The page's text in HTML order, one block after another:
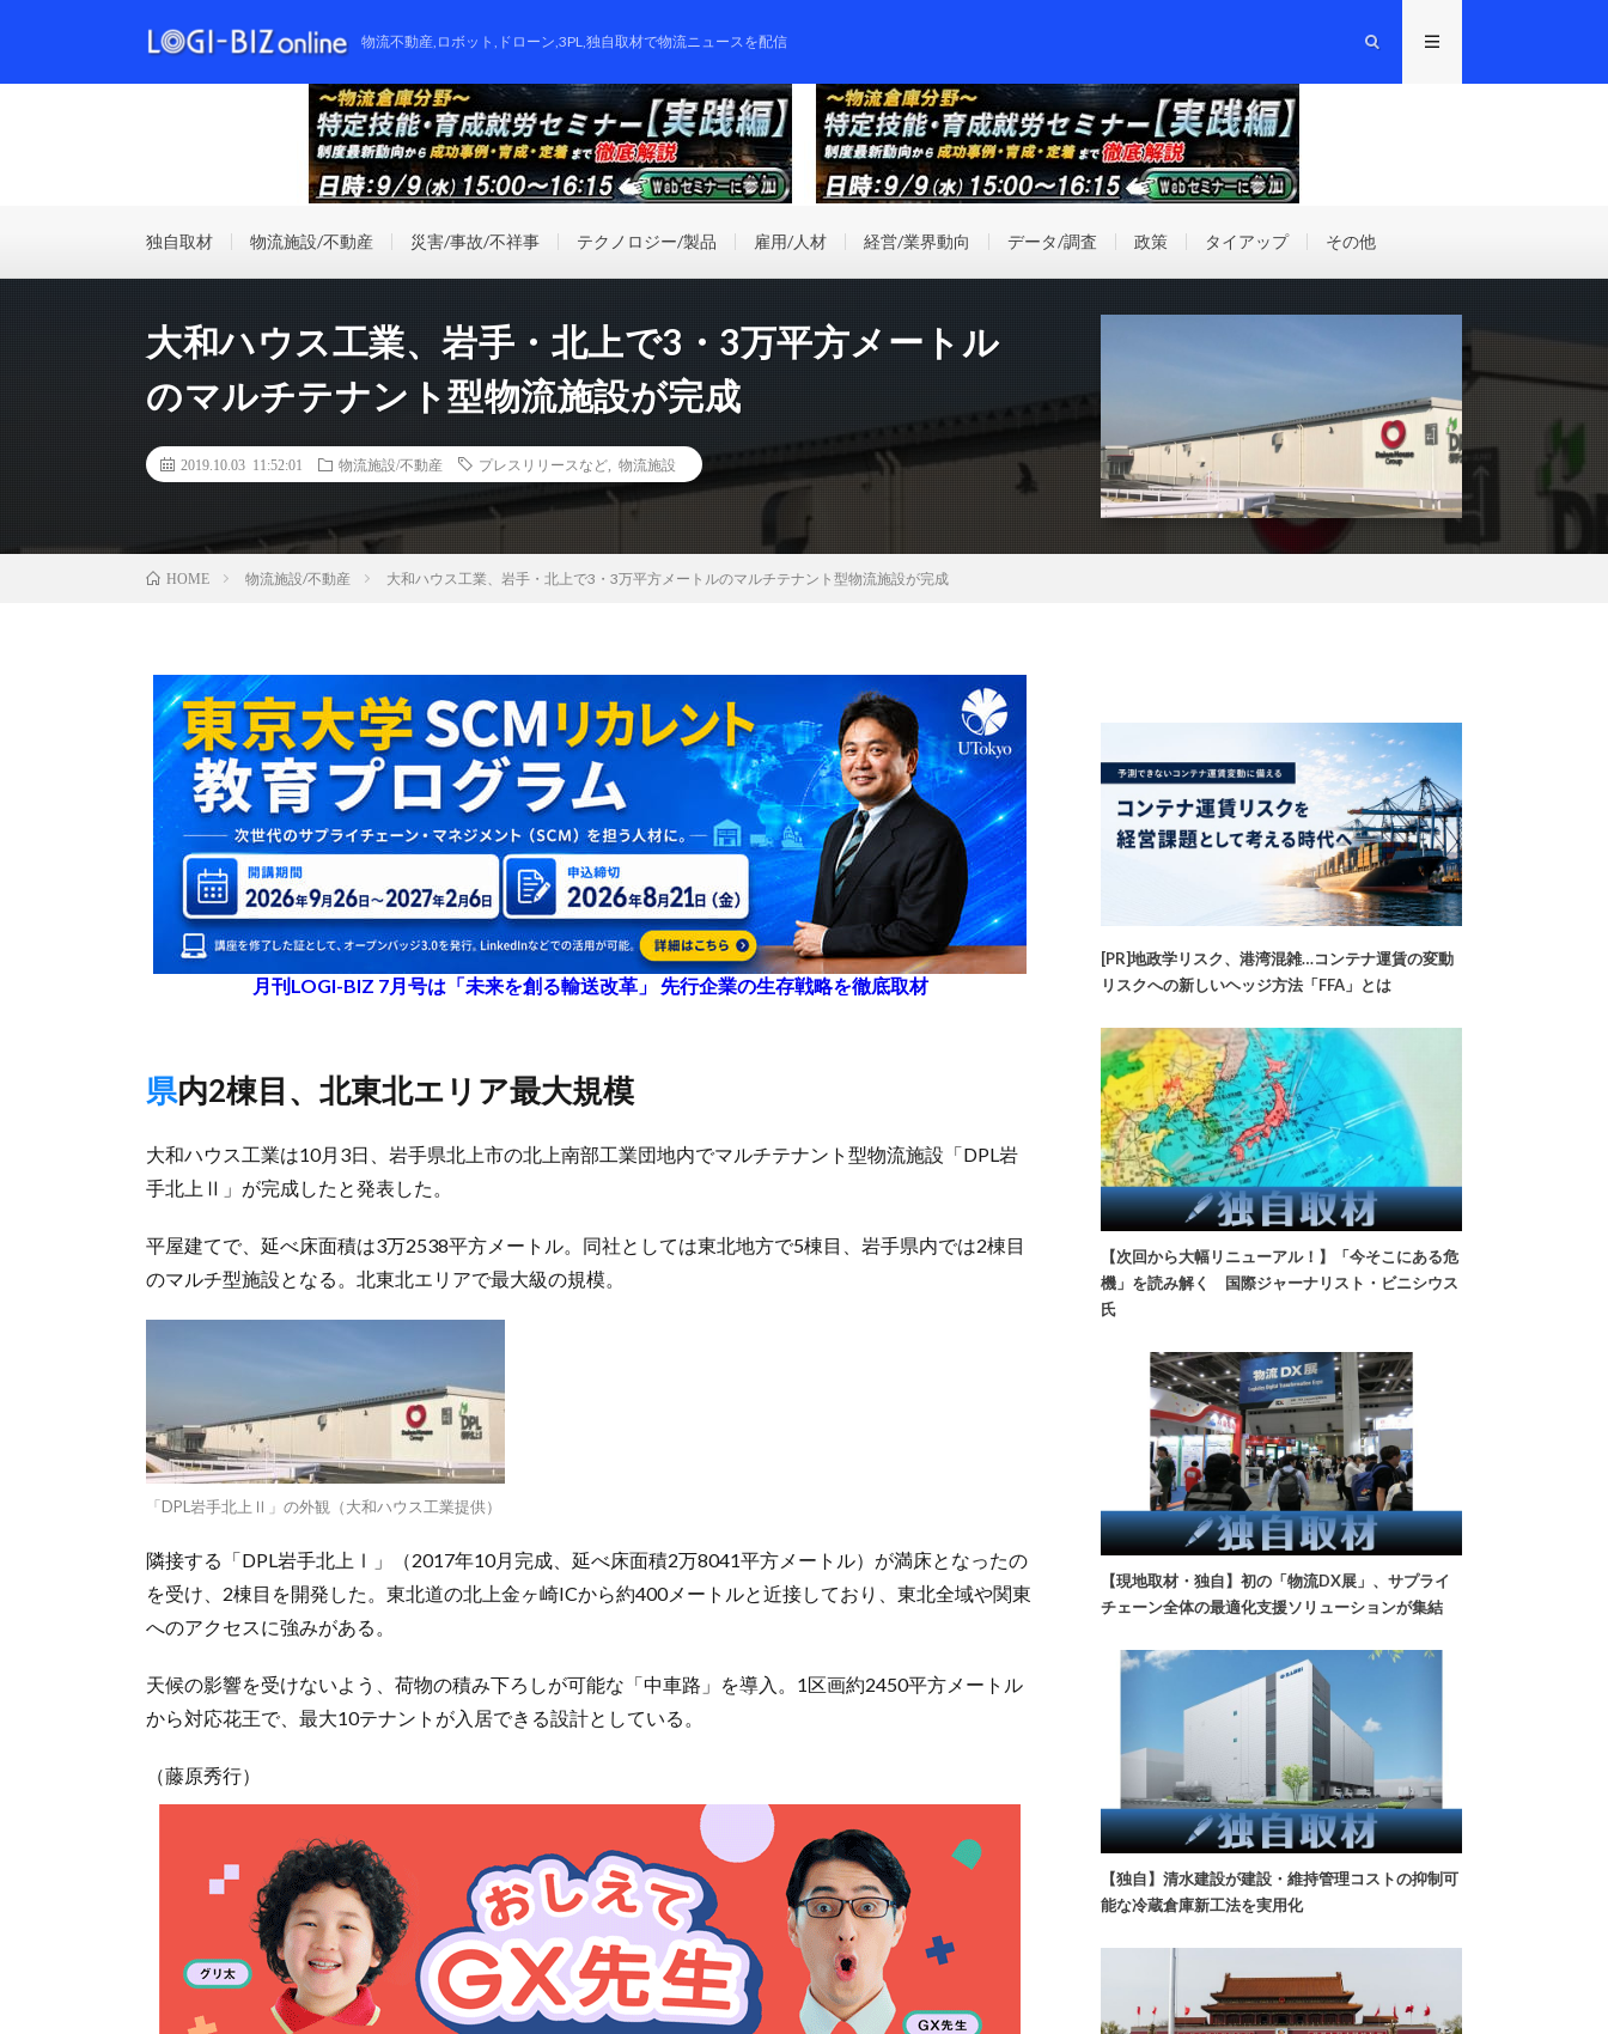
物流不動産,ロボット,ドローン,3PL,独自取材で物流ニュースを配信
独自取材 物流施設/不動産 災害/事故/不祥事 テクノロジー/製品 雇用/人材 経営/業界動向 データ/調査 政策 タイアップ その他
大和ハウス工業、岩手・北上で3・3万平方メートル
のマルチテナント型物流施設が完成
2019.10.03 11:52:01 物流施設/不動産 プレスリリースなど 物流施設
HOME 物流施設/不動産 大和ハウス工業、岩手・北上で3・3万平方メートルのマルチテナント型物流施設が完成
月刊LOGI-BIZ 7月号は「未来を創る輸送改革」 先行企業の生存戦略を徹底取材
県内2棟目、北東北エリア最大規模
大和ハウス工業は10月3日、岩手県北上市の北上南部工業団地内でマルチテナント型物流施設「DPL岩
手北上Ⅱ」が完成したと発表した。
平屋建てで、延べ床面積は3万2538平方メートル。同社としては東北地方で5棟目、岩手県内では2棟目
のマルチ型施設となる。北東北エリアで最大級の規模。
「DPL岩手北上Ⅱ」の外観（大和ハウス工業提供）
隣接する「DPL岩手北上Ⅰ」（2017年10月完成、延べ床面積2万8041平方メートル）が満床となったの
を受け、2棟目を開発した。東北道の北上金ヶ崎ICから約400メートルと近接しており、東北全域や関東
へのアクセスに強みがある。
天候の影響を受けないよう、荷物の積み下ろしが可能な「中車路」を導入。1区画約2450平方メートル
から対応花王で、最大10テナントが入居できる設計としている。
（藤原秀行）
[PR]地政学リスク、港湾混雑…コンテナ運賃の変動
リスクへの新しいヘッジ方法「FFA」とは
【次回から大幅リニューアル！】「今そこにある危
機」を読み解く 国際ジャーナリスト・ビニシウス
氏
【現地取材・独自】初の「物流DX展」、サプライ
チェーン全体の最適化支援ソリューションが集結
【独自】清水建設が建設・維持管理コストの抑制可
能な冷蔵倉庫新工法を実用化